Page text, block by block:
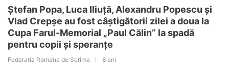
Ștefan Popa, Luca Iliuță, Alexandru Popescu și
Vlad Crepșe au fost câștigătorii zilei a doua la
Cupa Farul-Memorial „Paul Călin” la spadă
pentru copii și speranțe
Federatia Romana de Scrima 8 ani